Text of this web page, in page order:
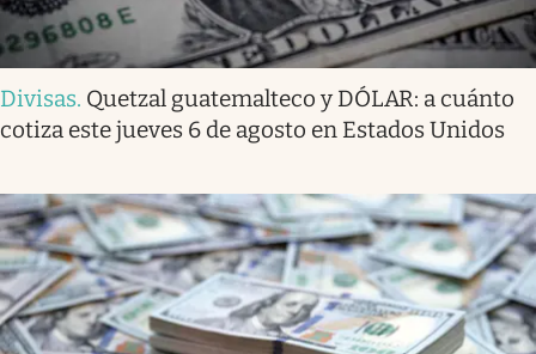
Divisas. Quetzal guatemalteco y DÓLAR: a cuánto
cotiza este jueves 6 de agosto en Estados Unidos